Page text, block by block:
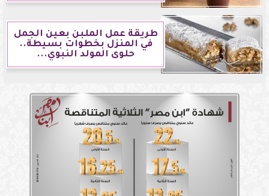
طريقة عمل الملبن بعين الجمل
في المنزل بخطوات بسيطة..
حلوى المولد النبوي...